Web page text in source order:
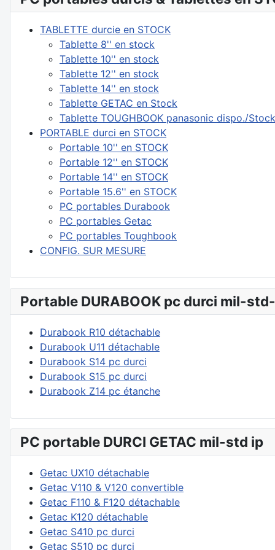
TABLETTE durcie en STOCK
Tablette 8'' en stock
Tablette 10'' en stock
Tablette 12'' en stock
Tablette 14'' en stock
Tablette GETAC en Stock
Tablette TOUGHBOOK panasonic dispo./Stock
PORTABLE durci en STOCK
Portable 10'' en STOCK
Portable 12'' en STOCK
Portable 14'' en STOCK
Portable 15.6'' en STOCK
PC portables Durabook
PC portables Getac
PC portables Toughbook
CONFIG. SUR MESURE
Portable DURABOOK pc durci mil-
Durabook R10 détachable
Durabook U11 détachable
Durabook S14 pc durci
Durabook S15 pc durci
Durabook Z14 pc étanche
PC portable DURCI GETAC mil-std ip
Getac UX10 détachable
Getac V110 & V120 convertible
Getac F110 & F120 détachable
Getac K120 détachable
Getac S410 pc durci
Getac S510 pc durci